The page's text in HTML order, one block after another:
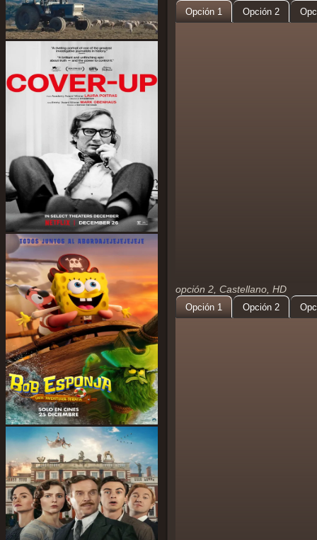
Opción 1 Opción 2
opción 2, Castellano, HD
Opción 1 Opción 2